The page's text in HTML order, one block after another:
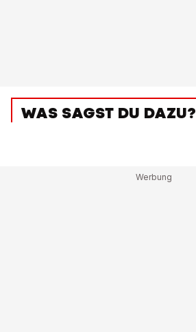
WAS SAGST DU DAZU?